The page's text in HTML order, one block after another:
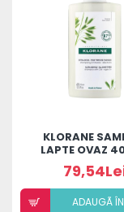
KLORANE
LAPTE OVAZ
ADAUGÃ